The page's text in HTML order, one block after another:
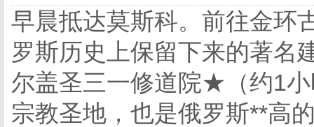
早晨抵达莫斯科。前往金环
罗斯历史上保留下来的著
尔盖圣三一修道院★（约1
宗教圣地，也是俄罗斯**高